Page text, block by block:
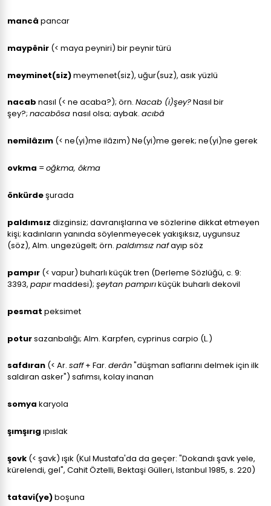
mancâ pancar
maypênir (< maya peyniri) bir peynir türü
meyminet(siz)meymenet(siz), uğur(suz), asık yüzlü
nacab nasıl (< ne acaba?); örn. Nacab (i)şey?Nasıl bir
şey?; nacabôsa nasıl olsa; aybak. acıbâ
nemilâzım (< ne(yi)me ilâzım) Ne(yi)me gerek; ne(yi)ne gerek
ovkma = oğkma, ôkma
önkürdeşurada
paldımsız dizginsiz; davranışlarına ve sözlerine dikkat etmeyen
kişi; kadınların yanında söylenmeyecek yakışıksız, uygunsuz
(söz), Alm. ungezügelt; örn. paldımsız nafayıp söz
pampır (< vapur) buharlı küçük tren (Derleme Sözlüğü, c. 9:
3393, papırmaddesi); şeytan pampırıküçük buharlı dekovil
pesmat peksimet
potursazanbalığı; Alm. Karpfen, cyprinus carpio (L.)
safdıran (< Ar. saff+ Far. derân"düşman saflarını delmek için ilk
saldıran asker") safımsı, kolay inanan
somya karyola
şımşırıg ıpıslak
şovk (< şavk) ışık (Kul Mustafa'da da geçer: "Dokandı şavk yele,
kürelendi, gel", Cahit Öztelli, Bektaşi Gülleri, Istanbul 1985, s. 220)
tatavi(ye)boşuna